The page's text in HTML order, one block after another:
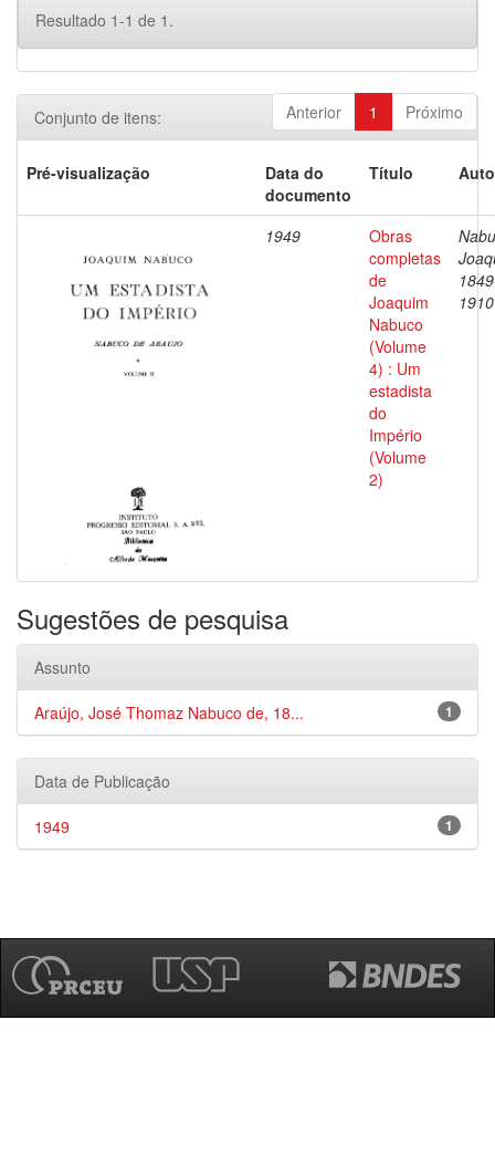
Resultado 1-1 de 1.
Anterior 1 Próximo
Conjunto de itens:
Pré-visualização
Data do
documento
Título
1949
Obras
completas
de
Joaquim
Nabuco
(Volume
4) : Um
estadista
do
Império
(Volume
2)
1910
Sugestões de pesquisa
Assunto
1
Araújo, José Thomaz Nabuco de, 18...
Data de Publicação
1
1949